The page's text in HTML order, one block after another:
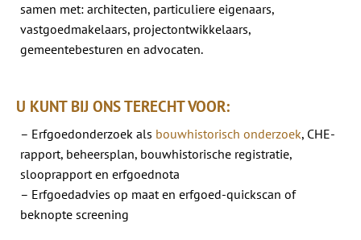
samen met: architecten, particuliere eigenaars,
vastgoedmakelaars, projectontwikkelaars,
gemeentebesturen en advocaten.
U KUNT BIJ ONS TERECHT VOOR:
– Erfgoedonderzoek als bouwhistorisch onderzoek, CHE-
rapport, beheersplan, bouwhistorische registratie,
slooprapport en erfgoednota
– Erfgoedadvies op maat en erfgoed-quickscan of
beknopte screening